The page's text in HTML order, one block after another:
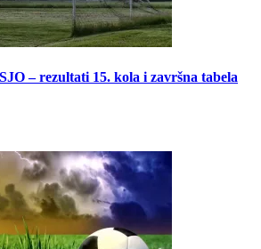
– rezultati 15. kola i završna tabela